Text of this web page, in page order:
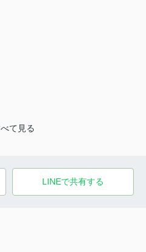
て見る
LINEで共有する